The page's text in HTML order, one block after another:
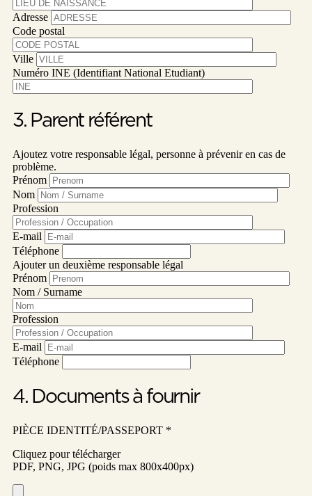
Adresse
Code postal
Ville
Numéro INE (Identifiant National Etudiant)
3. Parent référent
Ajoutez votre responsable légal, personne à prévenir en cas de
problème.
Prénom
Nom
Profession
E-mail
Téléphone
Ajouter un deuxième responsable légal
Prénom
Nom / Surname
Profession
E-mail
Téléphone
4. Documents à fournir
PIÈCE IDENTITÉ/PASSEPORT *
Cliquez pour télécharger
PDF, PNG, JPG (poids max 800x400px)